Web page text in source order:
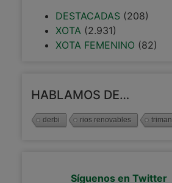
DESTACADAS (208)
XOTA(2.931)
XOTA FEMENINO (82)
HABLAMOS DE…
derbi rios renovables triman
Síguenos en Twitter